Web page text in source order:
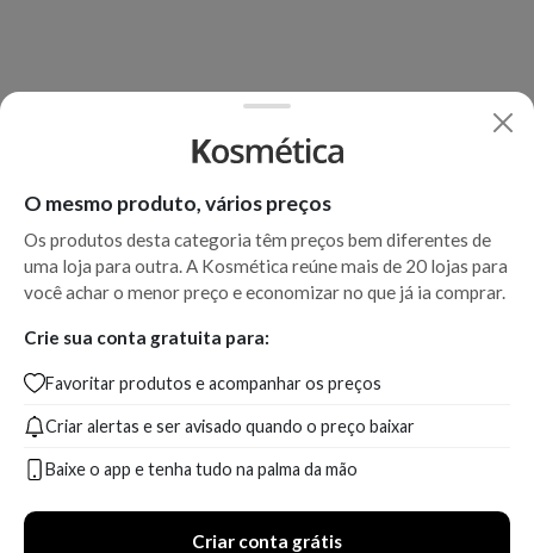
O mesmo produto, vários preços
Os produtos desta categoria têm preços bem diferentes de
uma loja para outra. A Kosmética reúne mais de 20 lojas para
você achar o menor preço e economizar no que já ia comprar.
Crie sua conta gratuita para:
Favoritar produtos e acompanhar os preços
Criar alertas e ser avisado quando o preço baixar
Baixe o app e tenha tudo na palma da mão
Criar conta grátis